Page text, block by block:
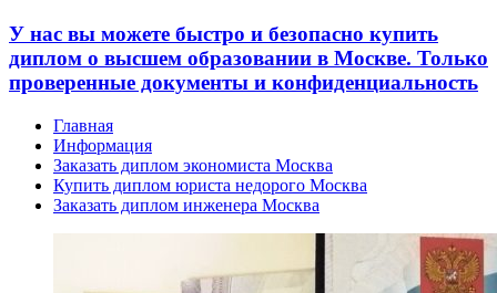
У нас вы можете быстро и безопасно купить
диплом о высшем образовании в Москве. Только
проверенные документы и конфиденциальность
Главная
Информация
Заказать диплом экономиста Москва
Купить диплом юриста недорого Москва
Заказать диплом инженера Москва